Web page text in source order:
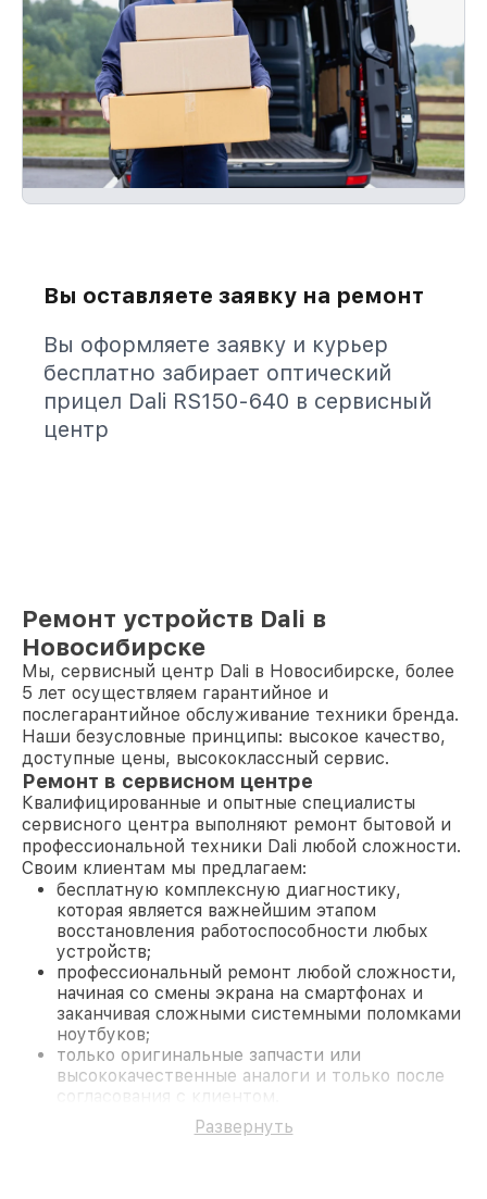
Вы оставляете заявку на ремонт
Вы оформляете заявку и курьер
бесплатно забирает оптический
прицел Dali RS150-640 в сервисный
центр
Ремонт устройств Dali в
Новосибирске
Мы, сервисный центр Dali в Новосибирске, более
5 лет осуществляем гарантийное и
послегарантийное обслуживание техники бренда.
Наши безусловные принципы: высокое качество,
доступные цены, высококлассный сервис.
Ремонт в сервисном центре
Квалифицированные и опытные специалисты
сервисного центра выполняют ремонт бытовой и
профессиональной техники Dali любой сложности.
Своим клиентам мы предлагаем:
бесплатную комплексную диагностику,
которая является важнейшим этапом
восстановления работоспособности любых
устройств;
профессиональный ремонт любой сложности,
начиная со смены экрана на смартфонах и
заканчивая сложными системными поломками
ноутбуков;
только оригинальные запчасти или
высококачественные аналоги и только после
согласования с клиентом.
На все работы и замененные комплектующие
предоставляется длительная гарантия. В случае
Развернуть